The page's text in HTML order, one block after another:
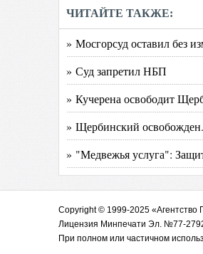
ЧИТАЙТЕ ТАКЖЕ:
» Мосгорсуд оставил без
» Суд запретил НБП
» Кучерена освободит
» Щербинский
» "Медвежья услуга":
Copyright © 1999-2025 «Агентство
Лицензия Минпечати Эл. №77-
При полном или частичном